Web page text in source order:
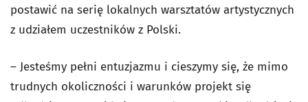
postawić na serię lokalnych warsztatów artystycznych
z udziałem uczestników z Polski.
– Jesteśmy pełni entuzjazmu i cieszymy się, że mimo
trudnych okoliczności i warunków projekt się